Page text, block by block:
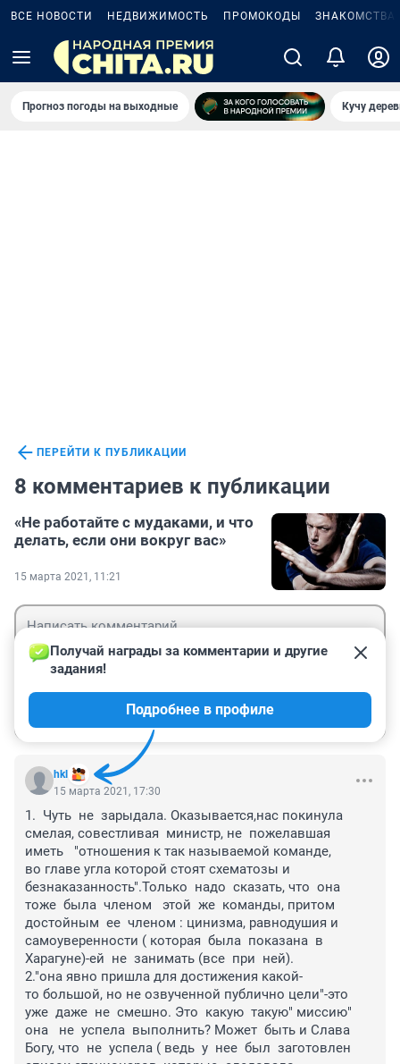
ВСЕ НОВОСТИ НЕДВИЖИМОСТЬ ПРОМОКОДЫ ЗНАКОМСТВА
Прогноз погоды на выходные Кучу
ПЕРЕЙТИ К ПУБЛИКАЦИИ
8 комментариев к публикации
«Не работайте с мудаками, и что
делать, если они вокруг вас»
15 марта 2021, 11:21
hkl
Получай награды за комментарии и другие
задания!
Подробнее в профиле
15 марта 2021, 17:30
1.  Чуть  не  зарыдала. Оказывается,нас покинула
смелая, совестливая  министр, не  пожелавшая
иметь   "отношения к так называемой команде,
во главе угла которой стоят схематозы и
безнаказанность".Только  надо  сказать, что  она
тоже  была  членом   этой  же  команды, притом
достойным  ее  членом : цинизма, равнодушия и
самоуверенности ( которая  была  показана  в
Харагуне)-ей  не  занимать (все  при  ней).
2."она явно пришла для достижения какой-
то большой, но не озвученной публично цели"-это
уже  даже  не  смешно. Это  какую  такую" миссию"
она   не  успела  выполнить? Может  быть и Слава
Богу, что  не  успела ( ведь  у  нее  был  заготовлен